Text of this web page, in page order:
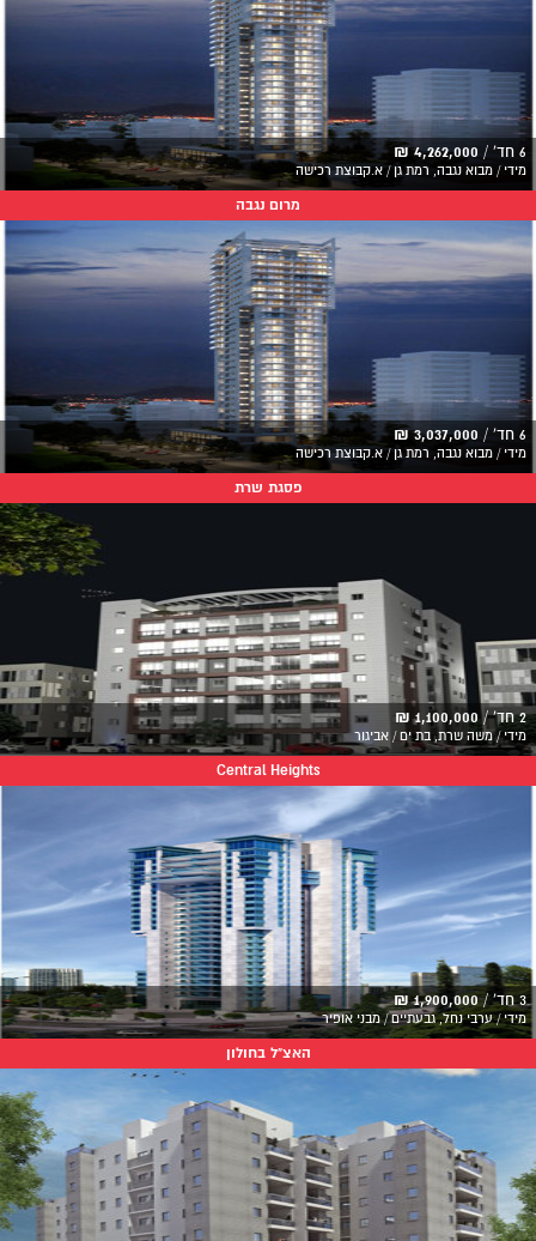
6 חד' / 4,262,000 ₪
מידי / מבוא נגבה, רמת גן / א.קבוצת רכישה
מרום נגבה
6 חד' / 3,037,000 ₪
מידי / מבוא נגבה, רמת גן / א.קבוצת רכישה
פסגת שרת
2 חד' / 1,100,000 ₪
מידי / משה שרת, בת ים / אביגור
Central Heights
3 חד' / 1,900,000 ₪
מידי / ערבי נחל, גבעתיים / מבני אופיר
האצ"ל בחולון